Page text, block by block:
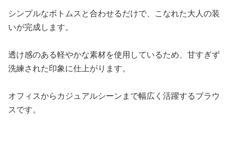
シンプルなボトムスと合わせるだけで、こなれた大人の装
いが完成します。
透け感のある軽やかな素材を使用しているため、甘すぎず
洗練された印象に仕上がります。
オフィスからカジュアルシーンまで幅広く活躍するブラウ
スです。